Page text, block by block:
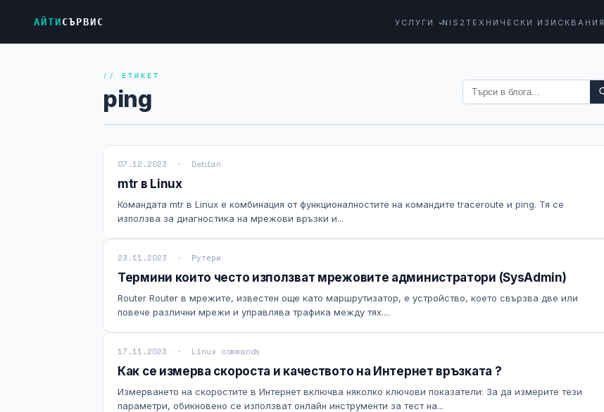
АЙТИСЪРВИС УСЛУГИ NIS2 ТЕХНИЧЕСКИ ИЗИСКВАНИЯ
// ЕТИКЕТ
ping
07.12.2023 · Debian
mtr в Linux
Командата mtr в Linux е комбинация от функционалностите на командите traceroute и ping. Тя се
използва за диагностика на мрежови връзки и...
23.11.2023 · Рутери
Термини които често използват мрежовите администратори (SysAdmin)
Router Router в мрежите, известен още като маршрутизатор, е устройство, което свързва две или
повече различни мрежи и управлява трафика между тях....
17.11.2023 · Linux commands
Как се измерва скороста и качеството на Интернет връзката ?
Измерването на скоростите в Интернет включва няколко ключови показатели: За да измерите тези
параметри, обикновено се използват онлайн инструменти за тест на...